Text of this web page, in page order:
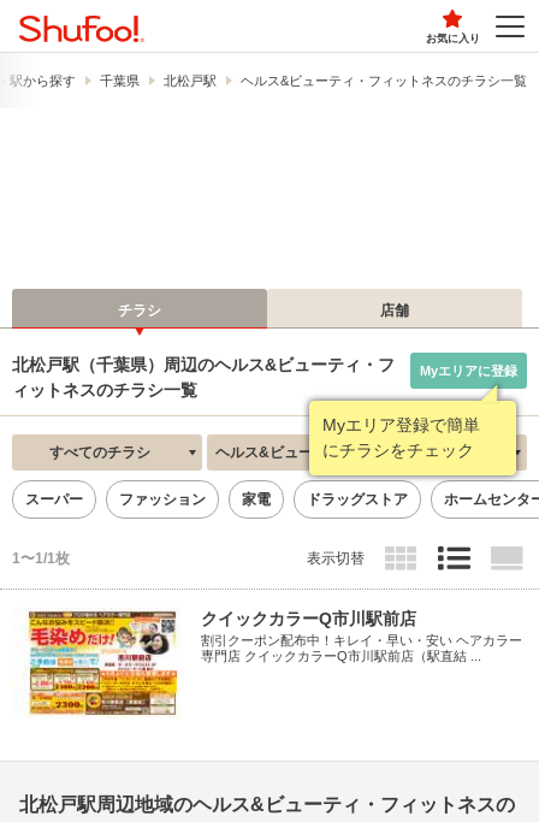
お気に入り
駅から探す 千葉県 北松戸駅 ヘルス&ビューティ・フィットネスのチラシ一覧
チラシ 店舗
北松戸駅（千葉県）周辺のヘルス&ビューティ・フ
ィットネスのチラシ一覧
Myエリア登録で簡単
にチラシをチェック
Myエリアに登録
すべてのチラシ ヘルス&ビューティ・フィットネス 新着順
スーパー ファッション 家電 ドラッグストア ホームセンタ
1〜1/1枚 表示切替
クイックカラーQ市川駅前店
割引クーポン配布中！キレイ・早い・安い ヘアカラー
専門店 クイックカラーQ市川駅前店（駅直結 ...
北松戸駅周辺地域のヘルス&ビューティ・フィットネスの